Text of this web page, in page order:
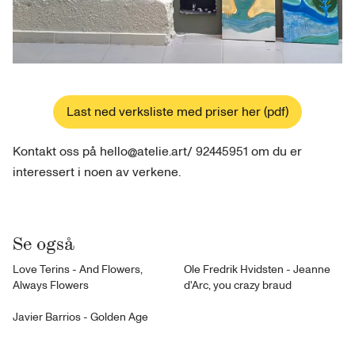
Last ned verksliste med priser her (pdf)
Kontakt oss på hello@atelie.art/ 92445951 om du er
interessert i noen av verkene.
Se også
Love Terins - And Flowers,
Always Flowers
Ole Fredrik Hvidsten - Jeanne
d'Arc, you crazy braud
Javier Barrios - Golden Age